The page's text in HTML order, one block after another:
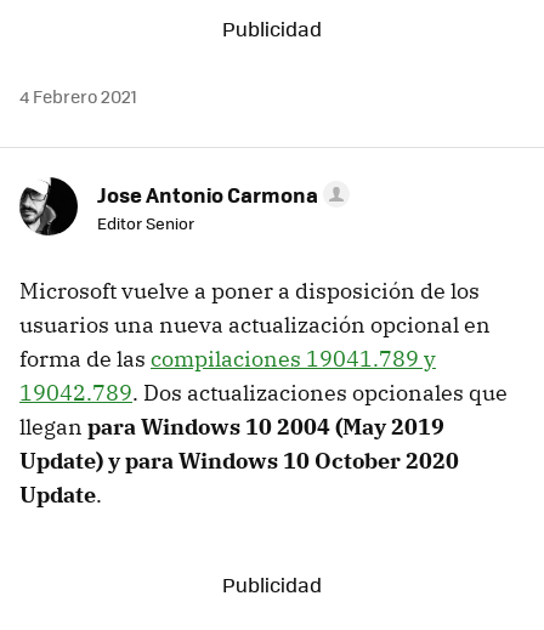
MAIL
4 Febrero 2021
Jose Antonio Carmona
Editor Senior
Microsoft vuelve a poner a disposición de los
usuarios una nueva actualización opcional en
forma de las compilaciones 19041.789 y
19042.789. Dos actualizaciones opcionales que
llegan para Windows 10 2004 (May 2019
Update) y para Windows 10 October 2020
Update.